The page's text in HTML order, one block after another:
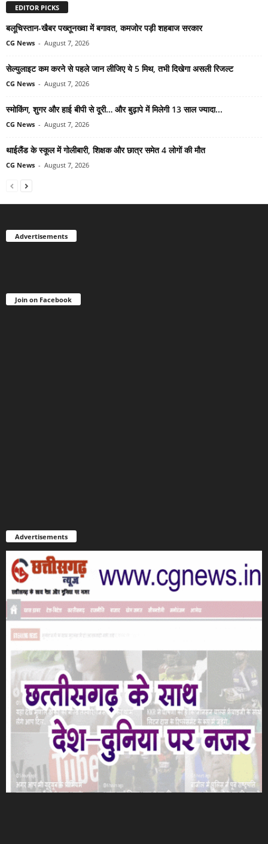
EDITOR PICKS
बलूचिस्तान-खैबर पख्तूनख्वा में बगावत, कमजोर पड़ी शहबाज सरकार
CG News - August 7, 2026
सेल्युलाइट कम करने से पहले जान लीजिए ये 5 मिथ, तभी दिखेगा असली रिजल्ट
CG News - August 7, 2026
स्मोकिंग, शुगर और हाई बीपी से दूरी… और बुढ़ापे में मिलेगी 13 साल ज्यादा...
CG News - August 7, 2026
थाईलैंड के स्कूल में गोलीबारी, शिक्षक और छात्र समेत 4 लोगों की मौत
CG News - August 7, 2026
Advertisements
Join on Facebook
Advertisements